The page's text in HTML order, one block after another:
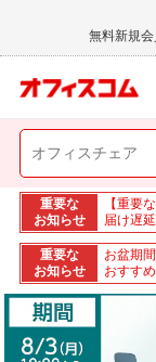
無料新規
重要な
お知らせ
【重要
届け遅
重要な
お知らせ
お盆期
おすすめ